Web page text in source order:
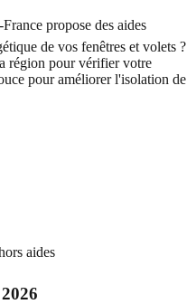
propose des aides
de vos fenêtres et volets ?
région pour vérifier votre
pour améliorer l'isolation de
aides
2026